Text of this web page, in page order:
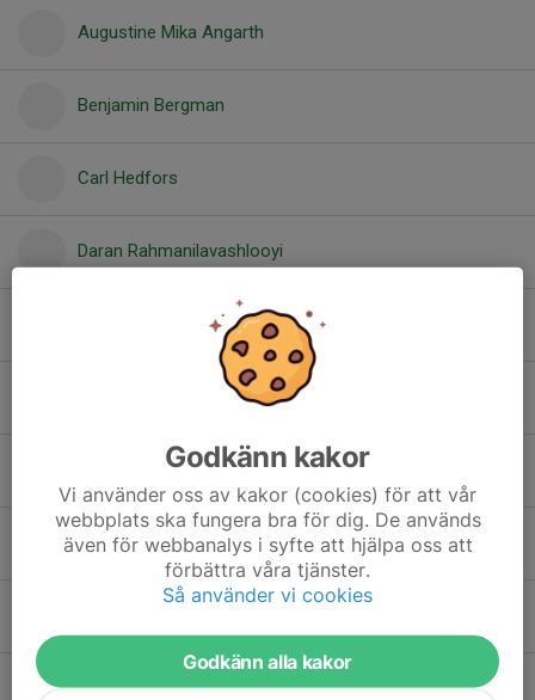
Augustine Mika Angarth
Benjamin Bergman
Carl Hedfors
Daran Rahmanilavashlooyi
Elton Fällman
Gusten Ekstam
Matheus Starfelt
Godkänn kakor
Vi använder oss av kakor (cookies) för att vår
webbplats ska fungera bra för dig. De används
även för webbanalys i syfte att hjälpa oss att
förbättra våra tjänster.
Så använder vi cookies
Godkänn alla kakor